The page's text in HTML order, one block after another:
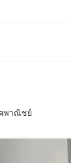
พาณิชย์